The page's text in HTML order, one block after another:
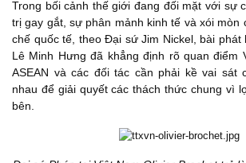
Trong bối cảnh thế giới đang đối mặt với sự
trị gay gắt, sự phân mảnh kinh tế và xói mòn
chế quốc tế, theo Đại sứ Jim Nickel, bài phát
Lê Minh Hưng đã khẳng định rõ quan điểm
ASEAN và các đối tác cần phải kề vai sát
nhau để giải quyết các thách thức chung vì
bên.